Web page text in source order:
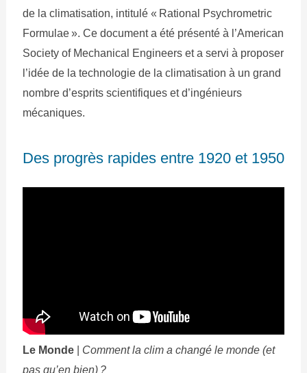
de la climatisation, intitulé « Rational Psychrometric
Formulae ». Ce document a été présenté à l’American
Society of Mechanical Engineers et a servi à proposer
l’idée de la technologie de la climatisation à un grand
nombre d’esprits scientifiques et d’ingénieurs
mécaniques.
Des progrès rapides entre 1920 et 1950
Le Monde| Comment la clim a changé le monde (et
pas qu’en bien) ?